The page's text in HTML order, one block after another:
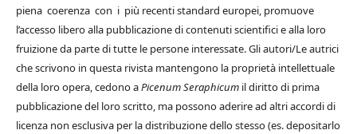
piena coerenza con i più recenti standard europei, promuove
l’accesso libero alla pubblicazione di contenuti scientifici e alla loro
fruizione da parte di tutte le persone interessate. Gli autori/Le autrici
che scrivono in questa rivista mantengono la proprietà intellettuale
della loro opera, cedono aPicenum Seraphicum il diritto di prima
pubblicazione del loro scritto, ma possono aderire ad altri accordi di
licenza non esclusiva per la distribuzione dello stesso (es. depositarlo